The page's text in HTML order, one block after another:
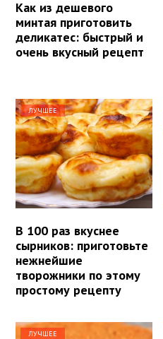
Как из дешевого
минтая приготовить
деликатес: быстрый и
очень вкусный рецепт
ЛУЧШЕЕ
В 100 раз вкуснее
сырников: приготовьте
нежнейшие
творожники по этому
простому рецепту
ЛУЧШЕЕ